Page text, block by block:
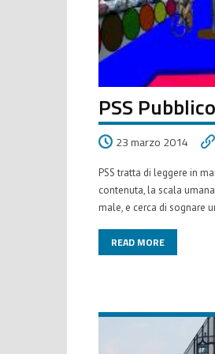
PSS
23 marzo 2014
PSS tratta di leggere in
contenuta, la scala
male, e cerca di sognare
READ MORE